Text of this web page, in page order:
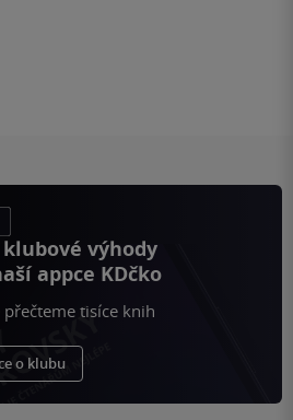
výhody
appce KDčko
přečteme tisíce knih
o klubu